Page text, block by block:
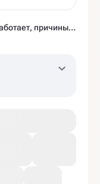
Вестибулярный аппарат: как работает, причины нарушений и как тренировать?